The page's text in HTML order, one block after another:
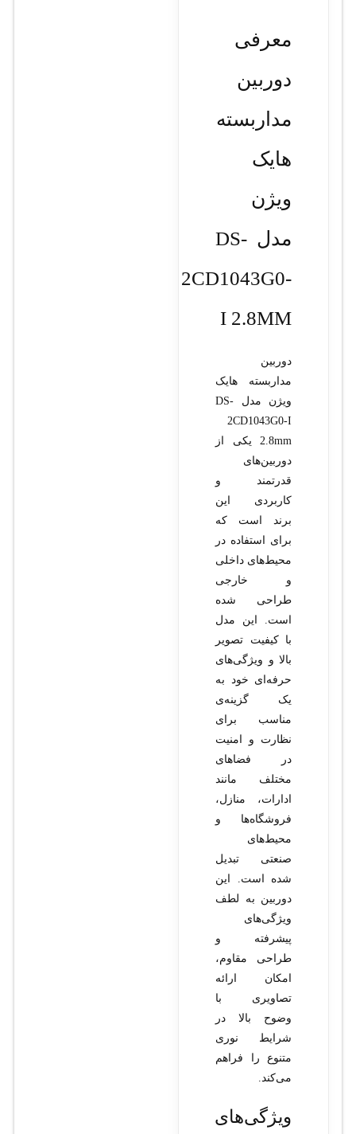
معرفی
دوربین
مداربسته
هایک
ویژن
مدل DS-
2CD1043G0-
I 2.8MM
دوربین
مداربسته هایک
ویژن مدل DS-
2CD1043G0-I
2.8mm یکی از
دوربین‌های
قدرتمند و
کاربردی این
برند است که
برای استفاده در
محیط‌های داخلی
و خارجی
طراحی شده
است. این مدل
با کیفیت تصویر
بالا و ویژگی‌های
حرفه‌ای خود به
یک گزینه‌ی
مناسب برای
نظارت و امنیت
در فضاهای
مختلف مانند
ادارات، منازل،
فروشگاه‌ها و
محیط‌های
صنعتی تبدیل
شده است. این
دوربین به لطف
ویژگی‌های
پیشرفته و
طراحی مقاوم،
امکان ارائه
تصاویری با
وضوح بالا در
شرایط نوری
متنوع را فراهم
می‌کند.
ویژگی‌های